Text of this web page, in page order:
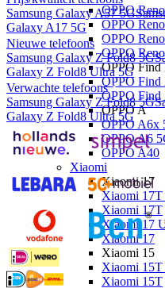
OPPO
OPPO
OPPO
OPPO
OPPO Find
OPPO Find
OPPO Find
OPPO A
OPPO A6x
OPPO A6
OPPO A40
Xiaomi
Xiaomi 17
Xiaomi 17T
Xiaomi 17T
Xiaomi 17
Xiaomi 17
Xiaomi 15
Xiaomi 15T
Xiaomi 15T
Samsung Galaxy A57 5G
Galaxy A17 5G
Nieuwe telefoons
Samsung Galaxy Z Fold8 5G
Galaxy Z Fold8 Ultra 5G
Verwachte telefoons
Samsung Galaxy Z Fold8 5G
Galaxy Z Fold8 Ultra 5G